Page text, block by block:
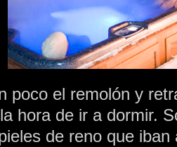
poco el remolón y
hora de ir a dormir.
de reno que